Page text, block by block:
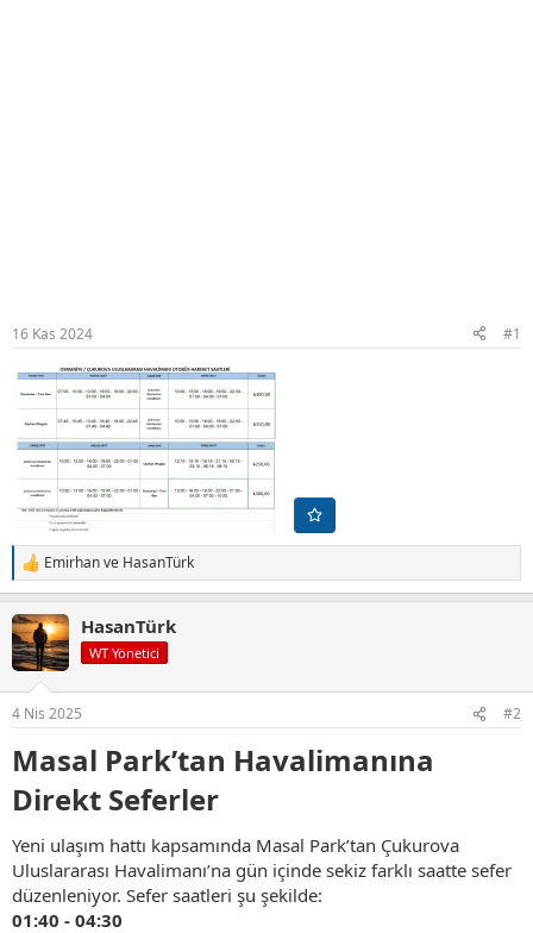
16 Kas 2024 #1
T
e
k
i
l
Emirhanve HasanTürk
HasanTürk
WT Yönetici
4 Nis 2025 #2
Masal Park’tan Havalimanına
Direkt Seferler
Yeni ulaşım hattı kapsamında Masal Park’tan Çukurova
Uluslararası Havalimanı’na gün içinde sekiz farklı saatte sefer
düzenleniyor. Sefer saatleri şu şekilde:
01:40 - 04:30